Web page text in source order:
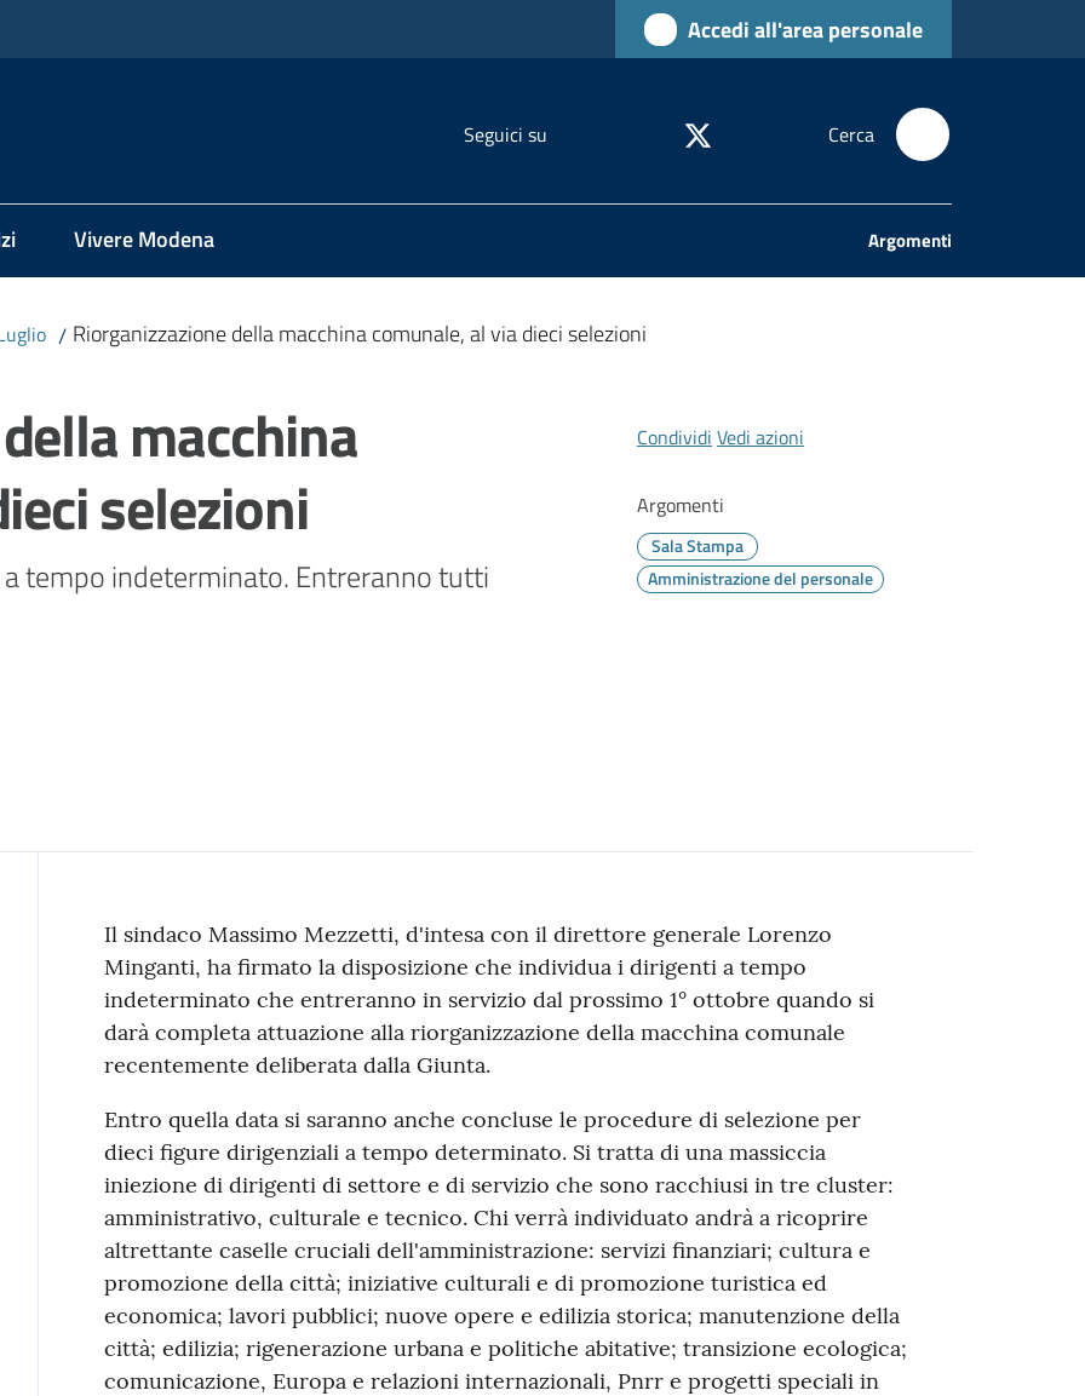
Accedi all'area personale
Seguici su Cerca
Vivere Modena Argomenti
/ Riorganizzazione della macchina comunale, al via dieci selezioni
macchina
selezioni
tempo indeterminato. Entreranno tutti
Condividi Vedi azioni
Argomenti
Sala Stampa
Amministrazione del personale
Contenuto
Il sindaco Massimo Mezzetti, d'intesa con il direttore generale Lorenzo
Minganti, ha firmato la disposizione che individua i dirigenti a tempo
indeterminato che entreranno in servizio dal prossimo 1° ottobre quando si
darà completa attuazione alla riorganizzazione della macchina comunale
recentemente deliberata dalla Giunta.
Entro quella data si saranno anche concluse le procedure di selezione per
dieci figure dirigenziali a tempo determinato. Si tratta di una massiccia
iniezione di dirigenti di settore e di servizio che sono racchiusi in tre cluster:
amministrativo, culturale e tecnico. Chi verrà individuato andrà a ricoprire
altrettante caselle cruciali dell'amministrazione: servizi finanziari; cultura e
promozione della città; iniziative culturali e di promozione turistica ed
economica; lavori pubblici; nuove opere e edilizia storica; manutenzione della
città; edilizia; rigenerazione urbana e politiche abitative; transizione ecologica;
comunicazione, Europa e relazioni internazionali, Pnrr e progetti speciali in